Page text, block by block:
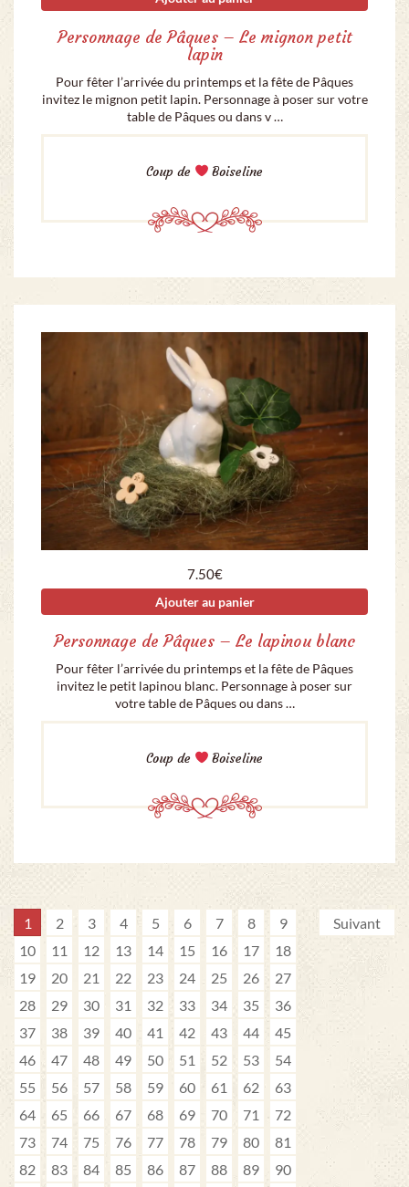
Personnage de Pâques – Le mignon petit
lapin
Pour fêter l’arrivée du printemps et la fête de Pâques
invitez le mignon petit lapin. Personnage à poser sur votre
table de Pâques ou dans v …
Coup de Boiseline
7.50€
Ajouter au panier
Personnage de Pâques – Le lapinou blanc
Pour fêter l’arrivée du printemps et la fête de Pâques
invitez le petit lapinou blanc. Personnage à poser sur
votre table de Pâques ou dans …
Coup de Boiseline
1 2 3 4 5 6 7 8
9
10
11 12 13 14 15 16 17
18
19
20 21 22 23 24 25 26
27
28
29 30 31 32 33 34 35
36
37
38 39 40 41 42 43 44
45
46
47 48 49 50 51 52 53
54
55
56 57 58 59 60 61 62
63
64
65 66 67 68 69 70 71
72
73
74 75 76 77 78 79 80
81
82
83 84 85 86 87 88 89
90
Suivant